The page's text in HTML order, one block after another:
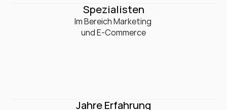
0+
Spezialisten
Im Bereich Marketing
und E-Commerce
Jahre Erfahrung